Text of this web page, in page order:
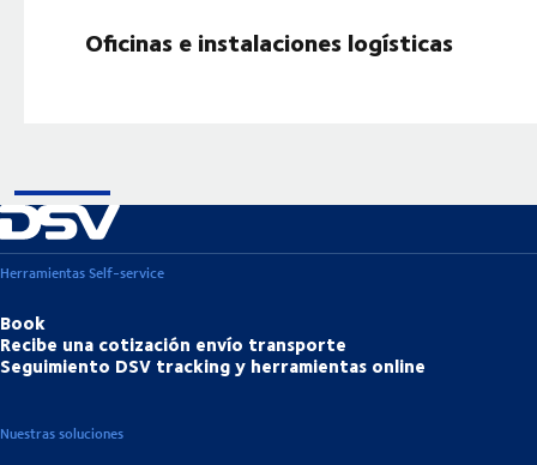
Oficinas e instalaciones logísticas
Herramientas Self-service
Book
Recibe una cotización envío transporte
Seguimiento DSV tracking y herramientas online
Nuestras soluciones